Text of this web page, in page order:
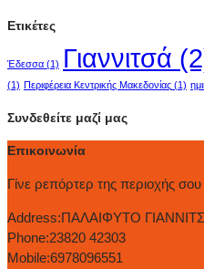
Ετικέτες
Έδεσσα (1) Γιαννιτσά
(1) Περιφέρεια Κεντρικής Μακεδονίας (1)
Συνδεθείτε μαζί μας
Επικοινωνία
Γίνε ρεπόρτερ της περιοχής
Address:ΠΑΛΑΙΦΥΤΟ
Phone:23820 42303
Mobile:6978096551